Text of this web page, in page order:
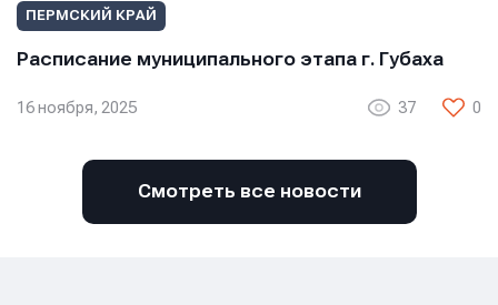
ПЕРМСКИЙ КРАЙ
Расписание муниципального этапа г. Губаха
16 ноября, 2025 37 0
Смотреть все новости
Сообщение